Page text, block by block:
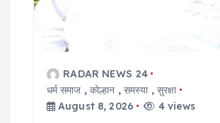
RADAR NEWS 24
धर्म समाज ,कोल्हान , समस्या, सुरक्षा
August 8, 2026
4 views